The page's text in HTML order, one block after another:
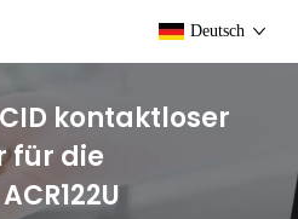
Deutsch
kontaktloser
für die